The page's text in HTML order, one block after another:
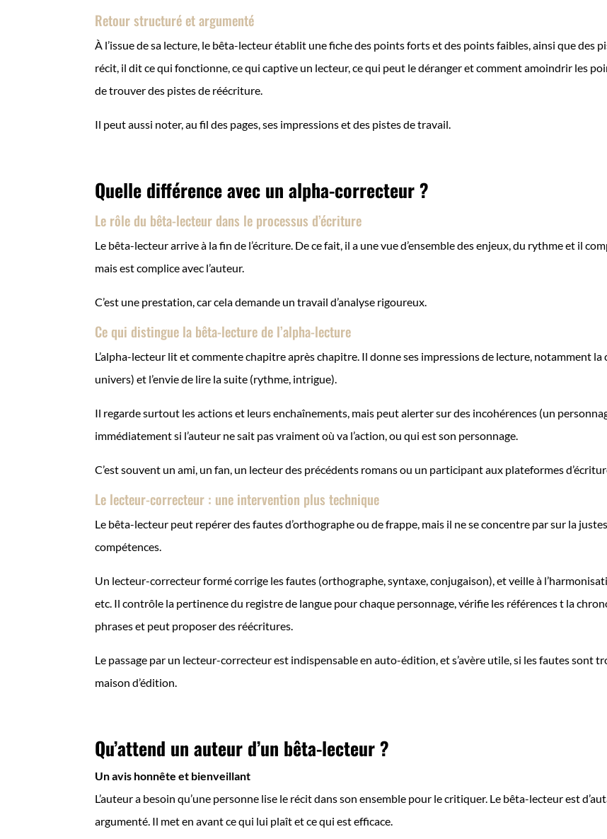
Retour structuré et argumenté
À l’issue de sa lecture, le bêta-lecteur établit une fiche des points forts et des points faibles, ainsi que des
récit, il dit ce qui fonctionne, ce qui captive un lecteur, ce qui peut le déranger et comment amoindrir les
de trouver des pistes de réécriture.
Il peut aussi noter, au fil des pages, ses impressions et des pistes de travail.
Quelle différence avec un alpha-correcteur ?
Le rôle du bêta-lecteur dans le processus d’écriture
Le bêta-lecteur arrive à la fin de l’écriture. De ce fait, il a une vue d’ensemble des enjeux, du rythme et il
mais est complice avec l’auteur.
C’est une prestation, car cela demande un travail d’analyse rigoureux.
Ce qui distingue la bêta-lecture de l’alpha-lecture
L’alpha-lecteur lit et commente chapitre après chapitre. Il donne ses impressions de lecture, notamment
univers) et l’envie de lire la suite (rythme, intrigue).
Il regarde surtout les actions et leurs enchaînements, mais peut alerter sur des incohérences (un
immédiatement si l’auteur ne sait pas vraiment où va l’action, ou qui est son personnage.
C’est souvent un ami, un fan, un lecteur des précédents romans ou un participant aux plateformes
Le lecteur-correcteur : une intervention plus technique
Le bêta-lecteur peut repérer des fautes d’orthographe ou de frappe, mais il ne se concentre par sur la
compétences.
Un lecteur-correcteur formé corrige les fautes (orthographe, syntaxe, conjugaison), et veille à
etc. Il contrôle la pertinence du registre de langue pour chaque personnage, vérifie les références t la
phrases et peut proposer des réécritures.
Le passage par un lecteur-correcteur est indispensable en auto-édition, et s’avère utile, si les fautes sont
maison d’édition.
Qu’attend un auteur d’un bêta-lecteur ?
Un avis honnête et bienveillant
L’auteur a besoin qu’une personne lise le récit dans son ensemble pour le critiquer. Le bêta-lecteur est
argumenté. Il met en avant ce qui lui plaît et ce qui est efficace.